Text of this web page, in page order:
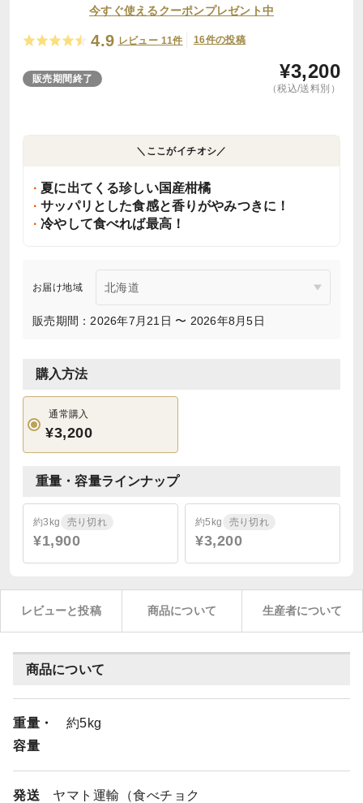
今すぐ使えるクーポンプレゼント中
4.9 レビュー 11件 16件の投稿
販売期間終了 ¥3,200
（税込/送料別）
＼ここがイチオシ／
夏に出てくる珍しい国産柑橘
サッパリとした食感と香りがやみつきに！
冷やして食べれば最高！
お届け地域
販売期間：2026年7月21日 〜 2026年8月5日
購入方法
通常購入
¥3,200
重量・容量ラインナップ
約3kg 売り切れ
¥1,900
約5kg 売り切れ
¥3,200
レビューと投稿 商品について 生産者について
商品について
重量・
容量
約5kg
発送
ヤマト運輸（食べチョク